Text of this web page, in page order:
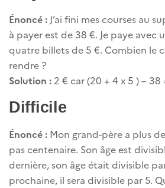
Énoncé : J’ai fini mes courses au
à payer est de 38 €. Je paye avec
quatre billets de 5 €. Combien le
rendre ?
Solution : 2 € car (20 + 4 x 5 ) – 38
Difficile
Énoncé : Mon grand-père a plus
pas centenaire. Son âge est
dernière, son âge était divisible
prochaine, il sera divisible par 5.